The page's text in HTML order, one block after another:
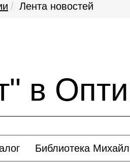
Лента новостей
в
Библиотека